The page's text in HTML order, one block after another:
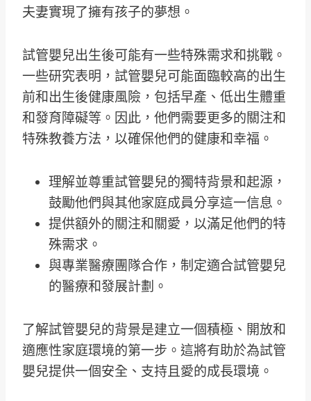
夫妻實現了擁有孩子的夢想。
試管嬰兒出生後可能有一些特殊需求和挑戰。
一些研究表明，試管嬰兒可能面臨較高的出生
前和出生後健康風險，包括早產、低出生體重
和發育障礙等。因此，他們需要更多的關注和
特殊教養方法，以確保他們的健康和幸福。
理解並尊重試管嬰兒的獨特背景和起源，
鼓勵他們與其他家庭成員分享這一信息。
提供額外的關注和關愛，以滿足他們的特
殊需求。
與專業醫療團隊合作，制定適合試管嬰兒
的醫療和發展計劃。
了解試管嬰兒的背景是建立一個積極、開放和
適應性家庭環境的第一步。這將有助於為試管
嬰兒提供一個安全、支持且愛的成長環境。